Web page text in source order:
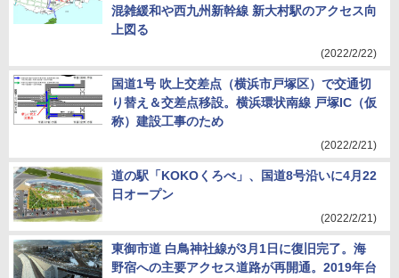
混雑緩和や西九州新幹線 新大村駅のアクセス向
上図る
(2022/2/22)
国道1号 吹上交差点（横浜市戸塚区）で交通切
り替え＆交差点移設。横浜環状南線 戸塚IC（仮
称）建設工事のため
(2022/2/21)
道の駅「KOKOくろべ」、国道8号沿いに4月22
日オープン
(2022/2/21)
東御市道 白鳥神社線が3月1日に復旧完了。海
野宿への主要アクセス道路が再開通。2019年台